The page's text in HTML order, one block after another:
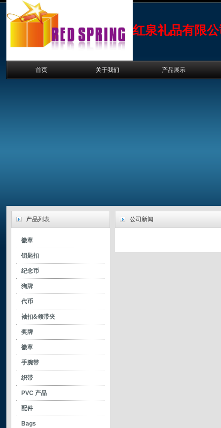
红泉礼品有限
首页 关于我们 产品展示
产品列表
徽章
- 网印徽章
- 烤漆徽章
- 软珐琅徽章
- 色膏徽章
- 不上色徽章
- printing pin
钥匙扣
- 烤漆钥匙扣
- 软珐琅钥匙扣
- 色膏钥匙扣
- 不上色钥匙扣
- spinning keychains
- printed keychain
纪念币
狗牌
代币
袖扣&领带夹
- 袖扣
- 领带夹
奖牌
徽章
手腕带
织带
PVC 产品
配件
Bags
公司新闻